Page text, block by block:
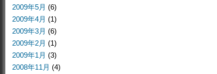
2009年5月 (6)
2009年4月 (1)
2009年3月 (6)
2009年2月 (1)
2009年1月 (3)
2008年11月 (4)